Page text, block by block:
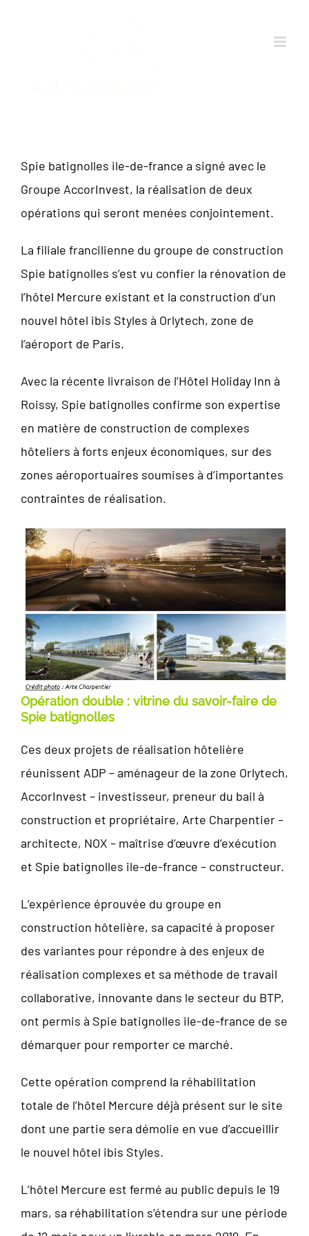
Spie batignolles ile-de-france a signé avec le
Groupe AccorInvest, la réalisation de deux
opérations qui seront menées conjointement.
La filiale francilienne du groupe de construction
Spie batignolles s’est vu confier la rénovation de
l’hôtel Mercure existant et la construction d’un
nouvel hôtel ibis Styles à Orlytech, zone de
l’aéroport de Paris.
Avec la récente livraison de l’Hôtel Holiday Inn à
Roissy, Spie batignolles confirme son expertise
en matière de construction de complexes
hôteliers à forts enjeux économiques, sur des
zones aéroportuaires soumises à d’importantes
contraintes de réalisation.
Opération double : vitrine du savoir-faire de
Spie batignolles
Ces deux projets de réalisation hôtelière
réunissent ADP – aménageur de la zone Orlytech,
AccorInvest – investisseur, preneur du bail à
construction et propriétaire, Arte Charpentier –
architecte, NOX – maîtrise d’œuvre d’exécution
et Spie batignolles ile-de-france – constructeur.
L’expérience éprouvée du groupe en
construction hôtelière, sa capacité à proposer
des variantes pour répondre à des enjeux de
réalisation complexes et sa méthode de travail
collaborative, innovante dans le secteur du BTP,
ont permis à Spie batignolles ile-de-france de se
démarquer pour remporter ce marché.
Cette opération comprend la réhabilitation
totale de l’hôtel Mercure déjà présent sur le site
dont une partie sera démolie en vue d’accueillir
le nouvel hôtel ibis Styles.
L’hôtel Mercure est fermé au public depuis le 19
mars, sa réhabilitation s’étendra sur une période